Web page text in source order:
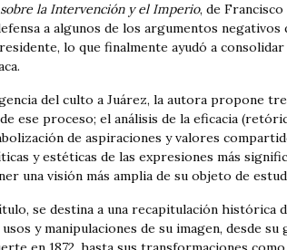
la Intervención y el Imperio, de
a algunos de los argumentos
lo que finalmente ayudó a
del culto a Juárez, la autora propone
ese proceso; el análisis de la eficacia
de aspiraciones y valores
y estéticas de las expresiones más
una visión más amplia de su objeto de
se destina a una recapitulación histórica
y manipulaciones de su imagen, desde